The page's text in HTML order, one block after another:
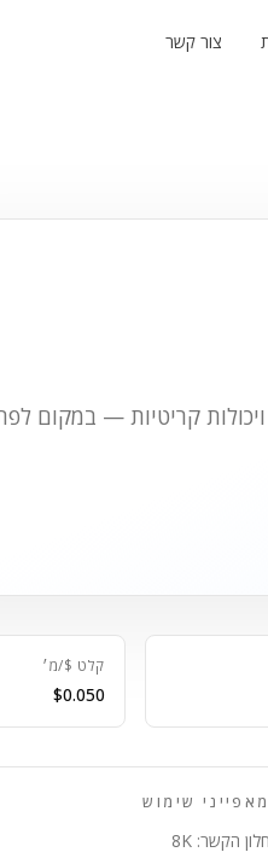
צור קשר
קריטיות — במקום
קלט $/מ׳
$0.050
מאפייני שימוש
חלון הקשר: 8K